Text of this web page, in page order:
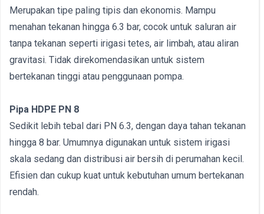
Merupakan tipe paling tipis dan ekonomis. Mampu
menahan tekanan hingga 6.3 bar, cocok untuk saluran air
tanpa tekanan seperti irigasi tetes, air limbah, atau aliran
gravitasi. Tidak direkomendasikan untuk sistem
bertekanan tinggi atau penggunaan pompa.
Pipa HDPE PN 8
Sedikit lebih tebal dari PN 6.3, dengan daya tahan tekanan
hingga 8 bar. Umumnya digunakan untuk sistem irigasi
skala sedang dan distribusi air bersih di perumahan kecil.
Efisien dan cukup kuat untuk kebutuhan umum bertekanan
rendah.